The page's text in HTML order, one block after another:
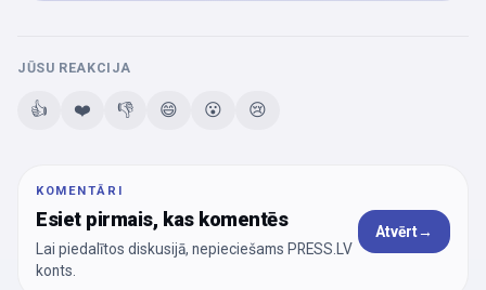
JŪSU REAKCIJA
👍 ❤️ 👎 😄 😮 😢
KOMENTĀRI
Esiet pirmais, kas komentēs
Lai piedalītos diskusijā, nepieciešams PRESS.LV
konts.
Atvērt→